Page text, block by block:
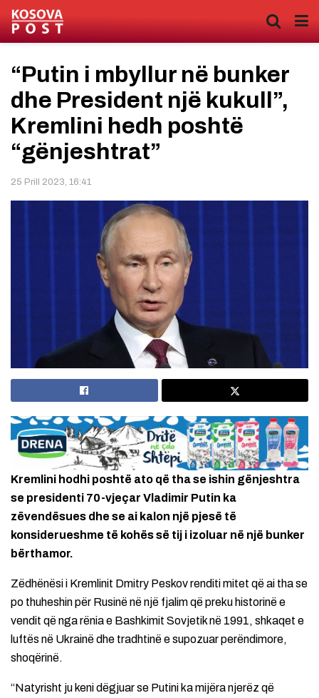
“Putin i mbyllur në bunker
dhe President një kukull”,
Kremlini hedh poshtë
“gënjeshtrat”
25 Prill 2023, 16:41
Kremlini hodhi poshtë ato që tha se ishin gënjeshtra
se presidenti 70-vjeçar Vladimir Putin ka
zëvendësues dhe se ai kalon një pjesë të
konsiderueshme të kohës së tij i izoluar në një bunker
bërthamor.
Zëdhënësi i Kremlinit Dmitry Peskov renditi mitet që ai tha se
po thuheshin për Rusinë në një fjalim që preku historinë e
vendit që nga rënia e Bashkimit Sovjetik në 1991, shkaqet e
luftës në Ukrainë dhe tradhtinë e supozuar perëndimore,
shoqërinë.
“Natyrisht ju keni dëgjuar se Putini ka mijëra njerëz që